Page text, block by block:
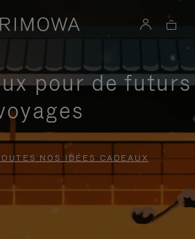
pour de futurs
NOS IDÉES CADEAUX